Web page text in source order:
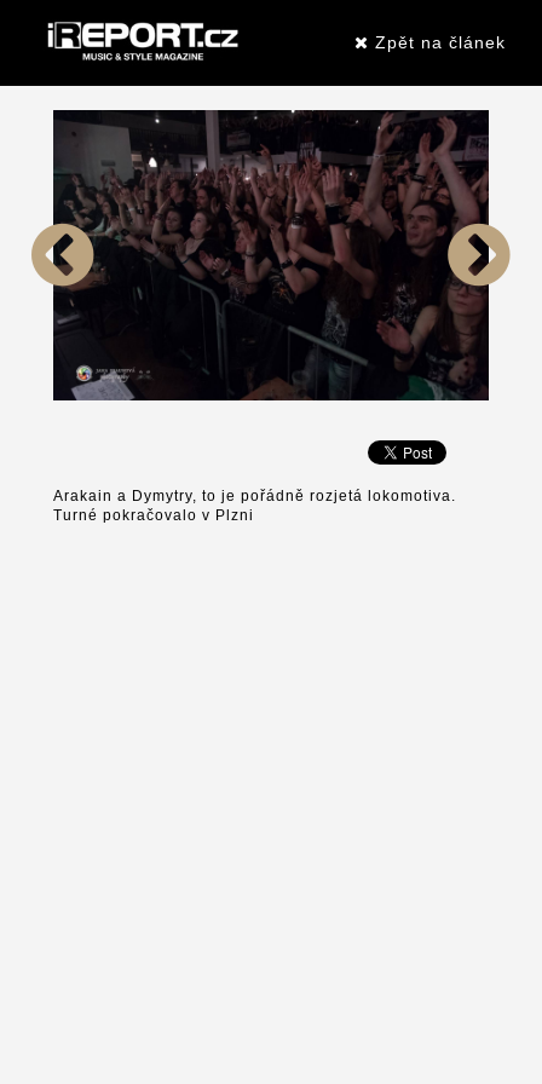
Zpět na článek
Arakain a Dymytry, to je pořádně rozjetá lokomotiva.
Turné pokračovalo v Plzni